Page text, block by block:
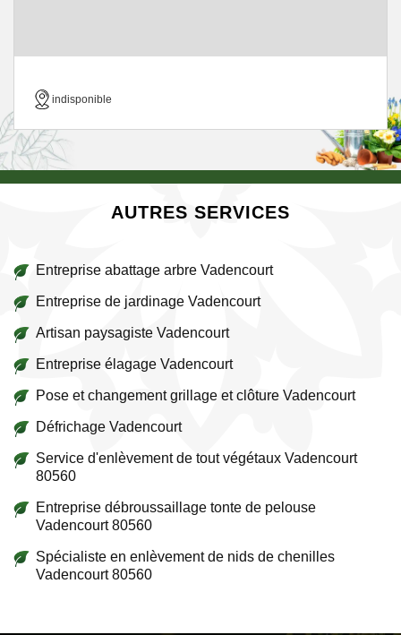
indisponible
AUTRES SERVICES
Entreprise abattage arbre Vadencourt
Entreprise de jardinage Vadencourt
Artisan paysagiste Vadencourt
Entreprise élagage Vadencourt
Pose et changement grillage et clôture Vadencourt
Défrichage Vadencourt
Service d'enlèvement de tout végétaux Vadencourt
80560
Entreprise débroussaillage tonte de pelouse
Vadencourt 80560
Spécialiste en enlèvement de nids de chenilles
Vadencourt 80560